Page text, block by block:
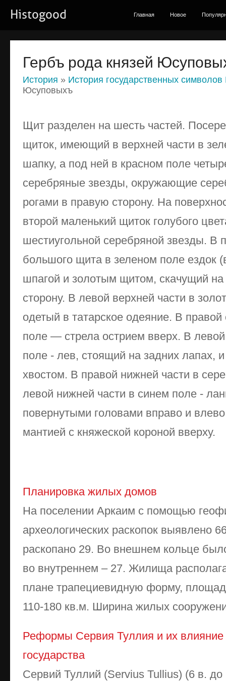
Histogood Главная Новое
Гербъ рода князей
История » История государственных символов
Юсуповыхъ
Щит разделен на шесть частей.
щиток, имеющий в верхней части в
шапку, а под ней в красном поле
серебряные звезды, окружающие
рогами в правую сторону. На
второй ма­ленький щиток голубого
шестиуголь­ной серебряной звезды. В
большого щита в зе­леном поле ездок
шпагой и золотым щитом, скачущий
сторону. В левой верхней части в
одетый в татарское одеяние. В
поле — стрела острием вверх. В
поле - лев, стоящий на задних лапах,
хвостом. В правой ниж­ней части в
левой нижней части в синем поле -
повернутыми головами вправо и
мантией с княжеской короной вверху.
Планировка жилых домов
На поселении Аркаим с помощью
археологических раскопок выявлено
раскопано 29. Во внешнем кольце
во внутреннем – 27. Жилища
плане трапециевидную форму,
110-180 кв.м. Ширина жилых
Реформы Сервия Туллия и их влияние
государства
Сервий Туллий (Servius Tullius) (6 в. до